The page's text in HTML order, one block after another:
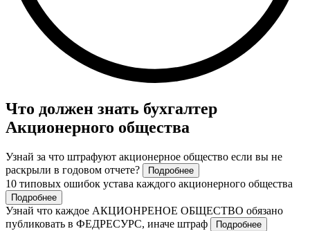
Что должен знать бухгалтер
Акционерного общества
Узнай за что штрафуют акционерное общество если вы не
раскрыли в годовом отчете?
Подробнее
10 типовых ошибок устава каждого акционерного общества
Подробнее
Узнай что каждое АКЦИОНРЕНОЕ ОБЩЕСТВО обязано
публиковать в ФЕДРЕСУРС, иначе штраф
Подробнее